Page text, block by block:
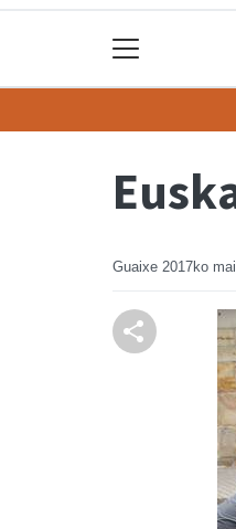
Guaixe 2017ko